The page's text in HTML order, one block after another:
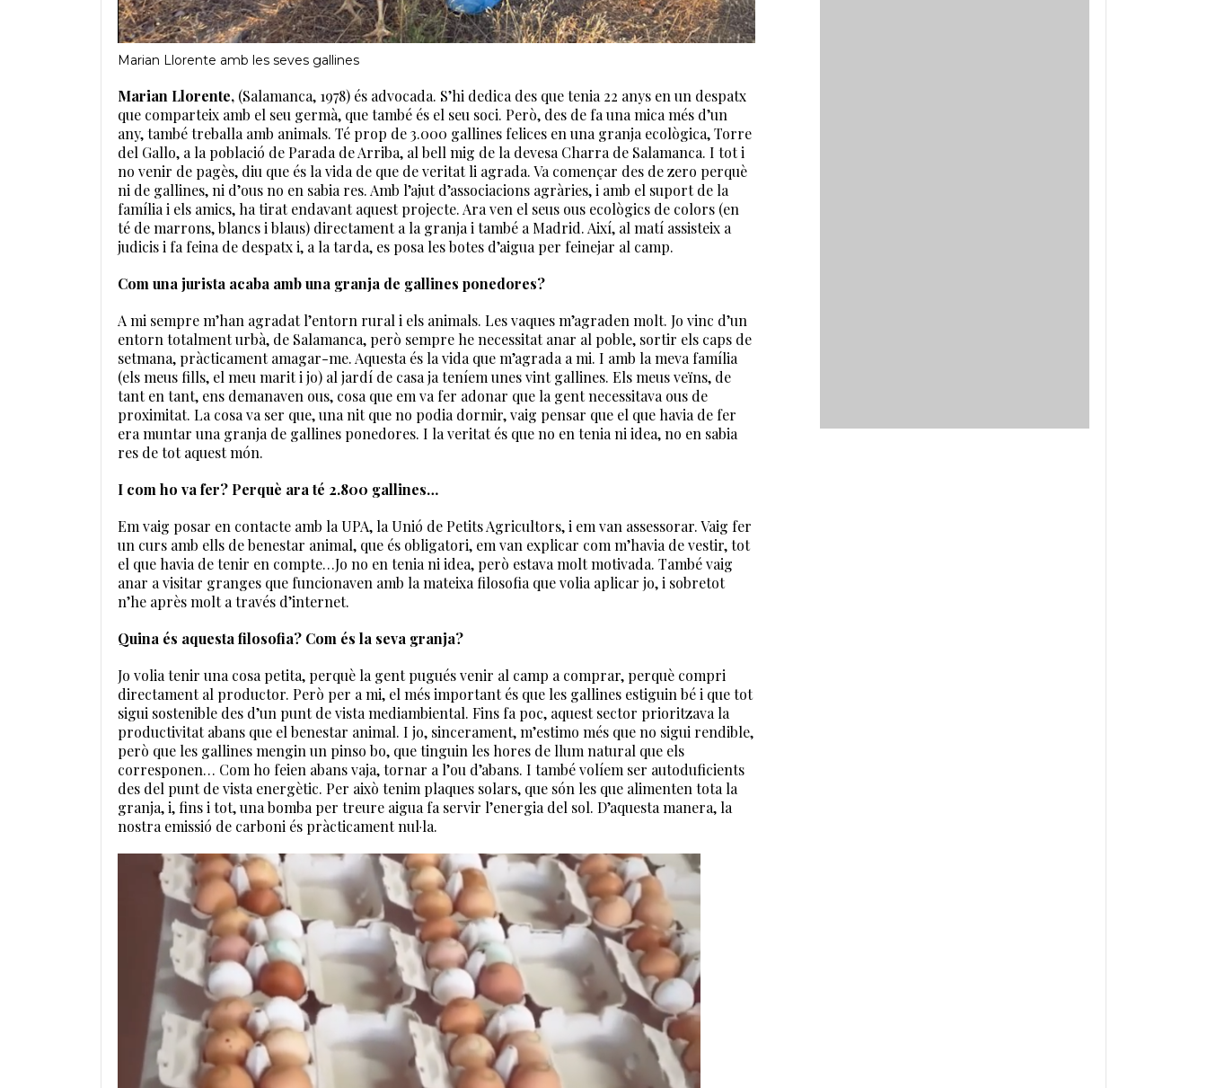
Marian Llorente amb les seves gallines
Marian Llorente, (Salamanca, 1978) és advocada. S’hi dedica des que tenia 22 anys en un despatx
que comparteix amb el seu germà, que també és el seu soci. Però, des de fa una mica més d’un
any, també treballa amb animals. Té prop de 3.000 gallines felices en una granja ecològica, Torre
del Gallo, a la població de Parada de Arriba, al bell mig de la devesa Charra de Salamanca. I tot i
no venir de pagès, diu que és la vida de que de veritat li agrada. Va començar des de zero perquè
ni de gallines, ni d’ous no en sabia res. Amb l’ajut d’associacions agràries, i amb el suport de la
família i els amics, ha tirat endavant aquest projecte. Ara ven el seus ous ecològics de colors (en
té de marrons, blancs i blaus) directament a la granja i també a Madrid. Així, al matí assisteix a
judicis i fa feina de despatx i, a la tarda, es posa les botes d’aigua per feinejar al camp.
Com una jurista acaba amb una granja de gallines ponedores?
A mi sempre m’han agradat l’entorn rural i els animals. Les vaques m’agraden molt. Jo vinc d’un
entorn totalment urbà, de Salamanca, però sempre he necessitat anar al poble, sortir els caps de
setmana, pràcticament amagar-me. Aquesta és la vida que m’agrada a mi. I amb la meva família
(els meus fills, el meu marit i jo) al jardí de casa ja teníem unes vint gallines. Els meus veïns, de
tant en tant, ens demanaven ous, cosa que em va fer adonar que la gent necessitava ous de
proximitat. La cosa va ser que, una nit que no podia dormir, vaig pensar que el que havia de fer
era muntar una granja de gallines ponedores. I la veritat és que no en tenia ni idea, no en sabia
res de tot aquest món.
I com ho va fer? Perquè ara té 2.800 gallines…
Em vaig posar en contacte amb la UPA, la Unió de Petits Agricultors, i em van assessorar. Vaig fer
un curs amb ells de benestar animal, que és obligatori, em van explicar com m’havia de vestir, tot
el que havia de tenir en compte…Jo no en tenia ni idea, però estava molt motivada. També vaig
anar a visitar granges que funcionaven amb la mateixa filosofia que volia aplicar jo, i sobretot
n’he après molt a través d’internet.
Quina és aquesta filosofia? Com és la seva granja?
Jo volia tenir una cosa petita, perquè la gent pugués venir al camp a comprar, perquè compri
directament al productor. Però per a mi, el més important és que les gallines estiguin bé i que tot
sigui sostenible des d’un punt de vista mediambiental. Fins fa poc, aquest sector prioritzava la
productivitat abans que el benestar animal. I jo, sincerament, m’estimo més que no sigui rendible,
però que les gallines mengin un pinso bo, que tinguin les hores de llum natural que els
corresponen… Com ho feien abans vaja, tornar a l’ou d’abans. I també volíem ser autoduficients
des del punt de vista energètic. Per això tenim plaques solars, que són les que alimenten tota la
granja, i, fins i tot, una bomba per treure aigua fa servir l’energia del sol. D’aquesta manera, la
nostra emissió de carboni és pràcticament nul·la.